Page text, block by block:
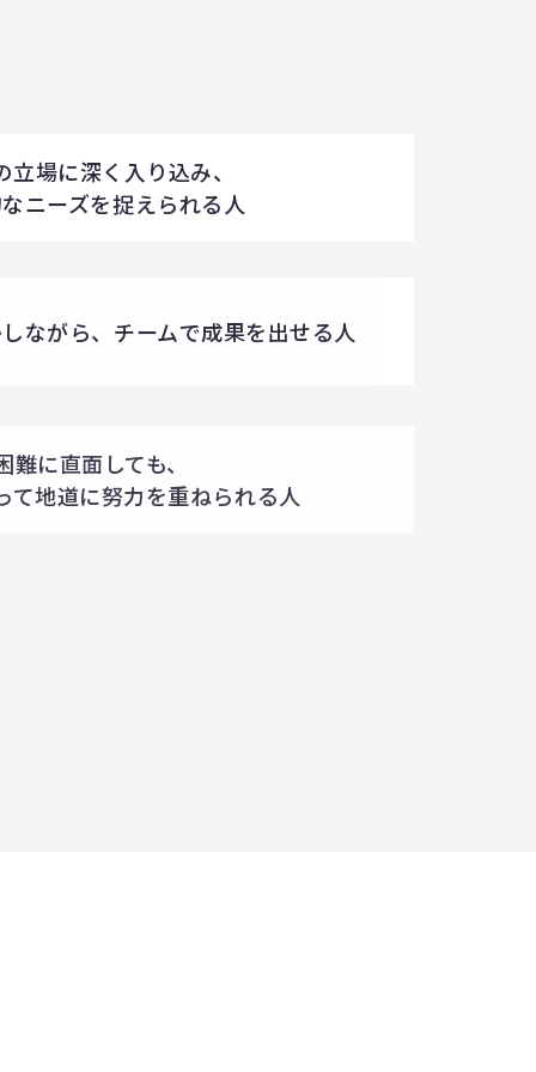
立場に深く入り込み、
ニーズを捉えられる人
ながら、 チームで成果を出せる人
難に直面しても、
て地道に努力を重ねられる人